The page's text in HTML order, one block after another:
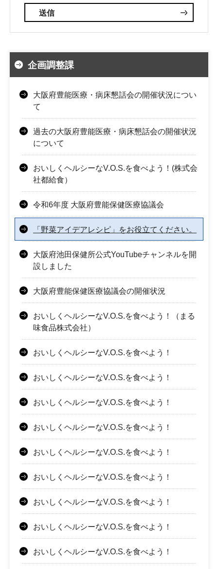
企画調整課
大阪府豊能医療・病床懇話会の開催状況につい
て
過去の大阪府豊能医療・病床懇話会の開催状況
について
おいしくヘルシーなV.O.S.を食べよう！(株式会
社都給食）
令和6年度 大阪府豊能保健医療協議会
「野菜アイデアレシピ」をお役立てください。
大阪府池田保健所公式YouTubeチャンネルを開
設しました
大阪府豊能保健医療協議会の開催状況
おいしくヘルシーなV.O.S.を食べよう！（まる
味食品株式会社）
おいしくヘルシーなV.O.S.を食べよう！
おいしくヘルシーなV.O.S.を食べよう！
おいしくヘルシーなV.O.S.を食べよう！
おいしくヘルシーなV.O.S.を食べよう！
おいしくヘルシーなV.O.S.を食べよう！
おいしくヘルシーなV.O.S.を食べよう！
おいしくヘルシーなV.O.S.を食べよう！
おいしくヘルシーなV.O.S.を食べよう！
おいしくヘルシーなV.O.S.を食べよう！